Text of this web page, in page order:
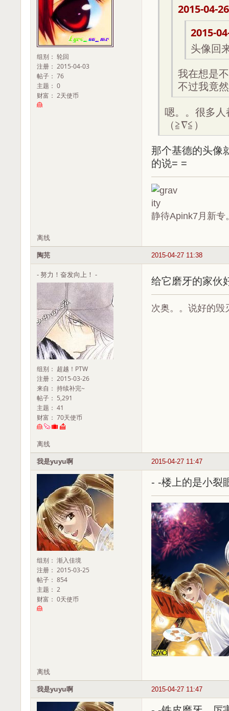
组别： 轮回
注册： 2015-04-03
帖子： 76
主题： 0
财富： 2天使币
2015-04-
2015-
头像回
我在想是
不过我竟
嗯。。很多
（≧∇≦）
那个基德的头像
的说= =
静待Apink7月新专
离线
2015-04-27 11:38
陶芫
- 努力！奋发向上！ -
组别： 超越！PTW
注册： 2015-03-26
来自： 持续补完~
帖子： 5,291
主题： 41
财富： 70天使币
给它磨牙的家伙
次奥。。说好的毁
离线
2015-04-27 11:47
我是yuyu啊
组别： 渐入佳境
注册： 2015-03-25
帖子： 854
主题： 2
财富： 0天使币
- -楼上的是小裂
离线
2015-04-27 11:47
我是yuyu啊